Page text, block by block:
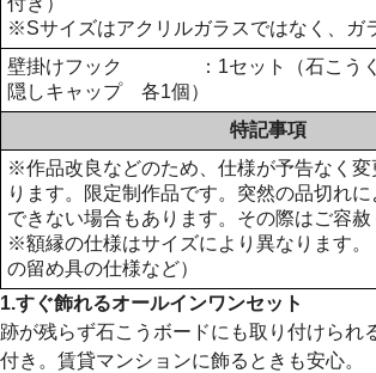
※Sサイズはアクリルガラスではなく、ガ
壁掛けフック ：1セット（石こう
隠しキャップ 各1個）
特記事項
※作品改良などのため、仕様が予告なく変
ります。限定制作品です。突然の品切れ
できない場合もあります。その際はご容赦
※額縁の仕様はサイズにより異なります。
の留め具の仕様など）
1.すぐ飾れるオールインワンセット
跡が残らず石こうボードにも取り付けられ
付き。賃貸マンションに飾るときも安心。